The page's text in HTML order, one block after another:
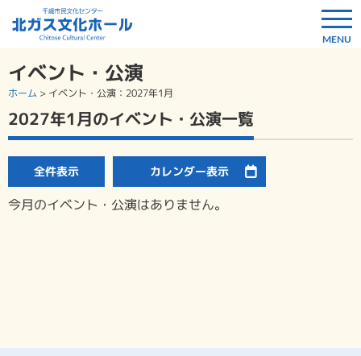
イベント・公演
ホーム > イベント・公演 ：2027年1月
2027年1月のイベント・公演一覧
全件表示 カレンダー表示
今月のイベント・公演はありません。